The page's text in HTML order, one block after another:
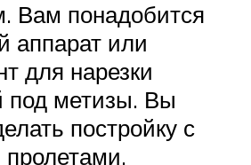
Вам понадобится
аппарат или
для нарезки
под метизы. Вы
постройку с